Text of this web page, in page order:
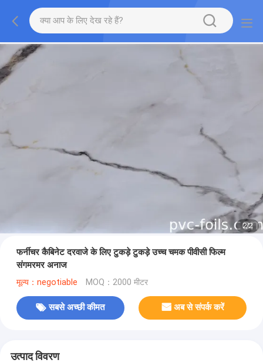
2/2
फर्नीचर कैबिनेट दरवाजे के लिए टुकड़े टुकड़े उच्च चमक पीवीसी फिल्म
संगमरमर अनाज
मूल्य：negotiable MOQ：2000 मीटर
सबसे अच्छी कीमत अब से संपर्क करें
उत्पाद विवरण